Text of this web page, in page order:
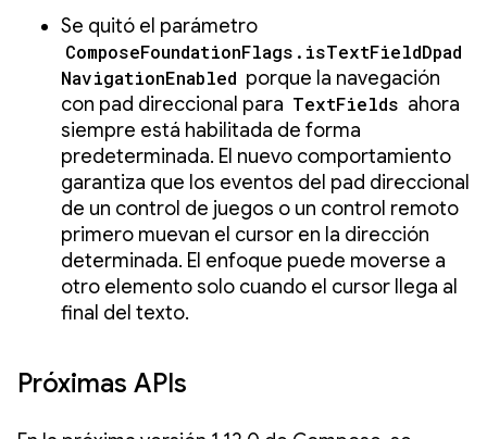
Se quitó el parámetro
ComposeFoundationFlags.isTextFieldDpad
NavigationEnabled porque la navegación
con pad direccional para TextFields ahora
siempre está habilitada de forma
predeterminada. El nuevo comportamiento
garantiza que los eventos del pad direccional
de un control de juegos o un control remoto
primero muevan el cursor en la dirección
determinada. El enfoque puede moverse a
otro elemento solo cuando el cursor llega al
final del texto.
Próximas APIs